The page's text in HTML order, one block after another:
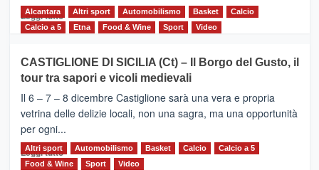
Leggi tutto Leggi
MOIO
ALCANTARA
–
Vivicittà,
alla
scoperta
del
territorio,
Alcantara Altri sport Automobilismo Basket
Calcio
Calcio a 5
Etna Food & Wine Sport Video
CASTIGLIONE DI SICILIA (Ct) – Il Borgo del Gusto, il
tour tra sapori e vicoli medievali
Il 6 – 7 – 8 dicembre Castiglione sarà una vera e propria
vetrina delle delizie locali, non una sagra, ma una opportunità
per ogni...
Leggi tuttoLeggi
di
Altri sport Automobilismo Basket Calcio
Calcio a 5
Food & Wine
Sport Video